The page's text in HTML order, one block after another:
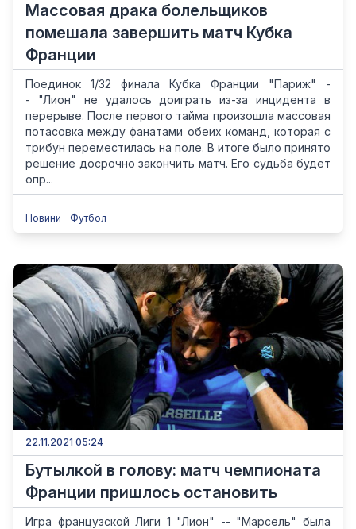
Массовая драка болельщиков
помешала завершить матч Кубка
Франции
Поединок 1/32 финала Кубка Франции "Париж" -
- "Лион" не удалось доиграть из-за инцидента в
перерыве. После первого тайма произошла массовая
потасовка между фанатами обеих команд, которая с
трибун переместилась на поле. В итоге было принято
решение досрочно закончить матч. Его судьба будет
опр...
Новини Футбол
22.11.2021 05:24
Бутылкой в голову: матч чемпионата
Франции пришлось остановить
Игра французской Лиги 1 "Лион" -- "Марсель" была